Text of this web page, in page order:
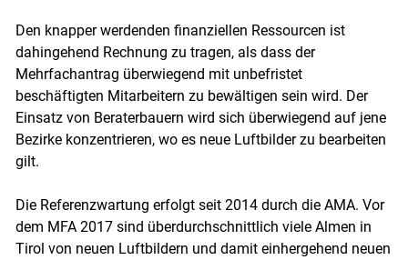
Den knapper werdenden finanziellen Ressourcen ist
dahingehend Rechnung zu tragen, als dass der
Mehrfachantrag überwiegend mit unbefristet
beschäftigten Mitarbeitern zu bewältigen sein wird. Der
Einsatz von Beraterbauern wird sich überwiegend auf jene
Bezirke konzentrieren, wo es neue Luftbilder zu bearbeiten
gilt.
Die Referenzwartung erfolgt seit 2014 durch die AMA. Vor
dem MFA 2017 sind überdurchschnittlich viele Almen in
Tirol von neuen Luftbildern und damit einhergehend neuen